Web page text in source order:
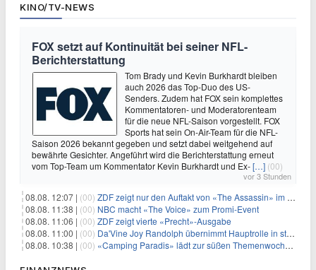
KINO/TV-NEWS
FOX setzt auf Kontinuität bei seiner NFL-
Berichterstattung
Tom Brady und Kevin Burkhardt bleiben
auch 2026 das Top-Duo des US-
Senders. Zudem hat FOX sein komplettes
Kommentatoren- und Moderatorenteam
für die neue NFL-Saison vorgestellt. FOX
Sports hat sein On-Air-Team für die NFL-
Saison 2026 bekannt gegeben und setzt dabei weitgehend auf
bewährte Gesichter. Angeführt wird die Berichterstattung erneut
vom Top-Team um Kommentator Kevin Burkhardt und Ex-[…] (00)
vor 3 Stunden
08.08. 12:07 | (00) ZDF zeigt nur den Auftakt von «The Assassin» im Fernsehen
08.08. 11:38 | (00) NBC macht «The Voice» zum Promi-Event
08.08. 11:06 | (00) ZDF zeigt vierte «Precht»-Ausgabe
08.08. 11:00 | (00) Da'Vine Joy Randolph übernimmt Hauptrolle in starbesetzter schwarzer Komödie
08.08. 10:38 | (00) «Camping Paradis» lädt zur süßen Themenwoche ein